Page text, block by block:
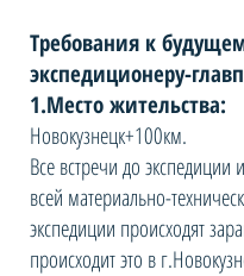
Требования к
экспедиционеру-
1.Место жительства:
Новокузнецк+100км.
Все встречи до экспедиции
всей материально-
экспедиции происходят
происходит это в